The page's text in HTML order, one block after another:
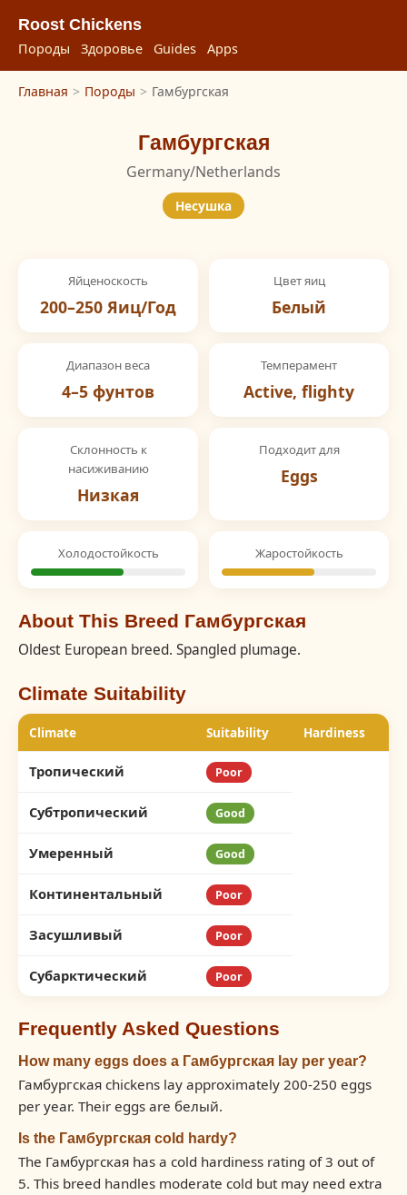
Roost Chickens
Породы Здоровье Guides Apps
Главная > Породы > Гамбургская
Гамбургская
Germany/Netherlands
Несушка
Яйценоскость
200–250 Яиц/Год
Цвет яиц
Белый
Диапазон веса
4–5 фунтов
Темперамент
Active, flighty
Склонность к
насиживанию
Низкая
Подходит для
Eggs
Холодостойкость Жаростойкость
About This Breed Гамбургская
Oldest European breed. Spangled plumage.
Climate Suitability
Climate Suitability Hardiness
Тропический Poor
Субтропический Good
Умеренный Good
Континентальный Poor
Засушливый Poor
Субарктический Poor
Frequently Asked Questions
How many eggs does a Гамбургская lay per year?
Гамбургская chickens lay approximately 200-250 eggs
per year. Their eggs are белый.
Is the Гамбургская cold hardy?
The Гамбургская has a cold hardiness rating of 3 out of
5. This breed handles moderate cold but may need extra